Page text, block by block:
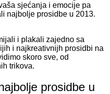
sjećanja i emocije pa
najbolje prosidbe u 2013.
i plakali zajedno sa
i najkreativnijh prosidbi na
skoro sve, od
trikova.
prosidbe u